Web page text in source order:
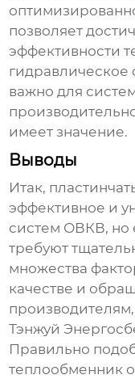
позволяет
эффективности
гидравлическое
важно для
имеет значение.
Выводы
Итак,
эффективное и
систем ОВКВ, но
требуют
множества
качестве и
Тэнжуй
Правильно
теплообменник